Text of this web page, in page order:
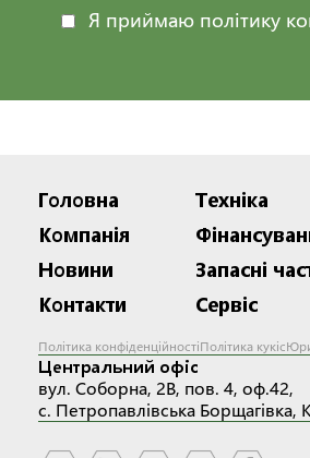
Я приймаю політику
Головна
Компанія
Новини
Контакти
Техніка
Запасні
Сервіс
Політика конфіденційностіПолітика кукіс
Центральний офіс
вул. Соборна, 2В, пов. 4, оф.42,
с. Петропавлівська Борщагівка,